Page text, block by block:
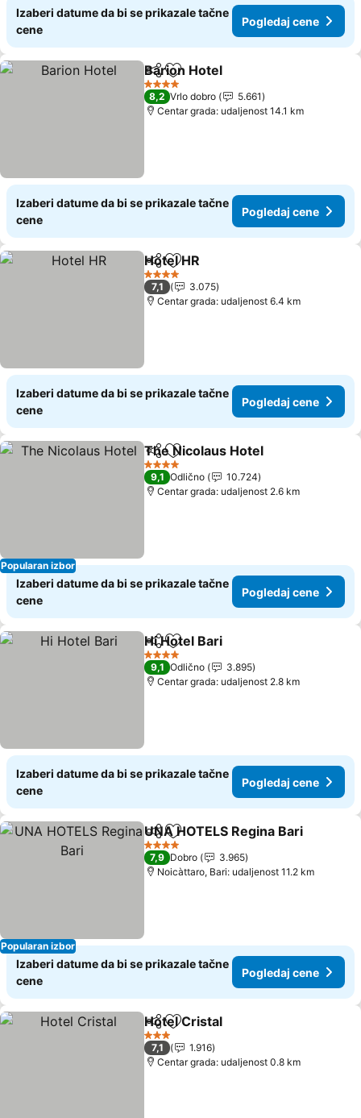
Izaberi datume da bi se prikazale tačne
cene
Pogledaj cene
Deli Dodati u favorite
Barion Hotel
4 Zvezdice
8,2 Vrlo dobro
5.661
Centar grada: udaljenost 14.1 km
Izaberi datume da bi se prikazale tačne
cene
Pogledaj cene
Deli Dodati u favorite
Hotel HR
4 Zvezdice
7,1
3.075
Centar grada: udaljenost 6.4 km
Izaberi datume da bi se prikazale tačne
cene
Pogledaj cene
Popularan izbor
Deli Dodati u favorite
The Nicolaus Hotel
4 Zvezdice
9,1 Odlično
10.724
Centar grada: udaljenost 2.6 km
Izaberi datume da bi se prikazale tačne
cene
Pogledaj cene
Deli Dodati u favorite
Hi Hotel Bari
4 Zvezdice
9,1 Odlično
3.895
Centar grada: udaljenost 2.8 km
Izaberi datume da bi se prikazale tačne
cene
Pogledaj cene
Popularan izbor
Deli Dodati u favorite
UNA HOTELS Regina Bari
4 Zvezdice
7,9 Dobro
3.965
Noicàttaro, Bari: udaljenost 11.2 km
Izaberi datume da bi se prikazale tačne
cene
Pogledaj cene
Deli Dodati u favorite
Hotel Cristal
3 Zvezdice
7,1
1.916
Centar grada: udaljenost 0.8 km